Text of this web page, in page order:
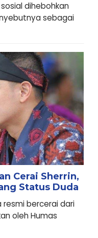
dihebohkan
sebagai
Cerai Sherrin,
Status Duda
resmi bercerai dari
oleh Humas